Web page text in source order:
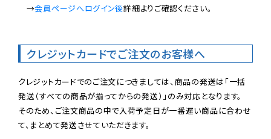
→会員ページへログイン後詳細よりご確認ください。
クレジットカードでご注文のお客様へ
クレジットカードでのご注文につきましては、商品の発送は「一括
発送（すべての商品が揃ってからの発送）」のみ対応となります。
そのため、ご注文商品の中で入荷予定日が一番遅い商品に合わせ
て、まとめて発送させていただきます。